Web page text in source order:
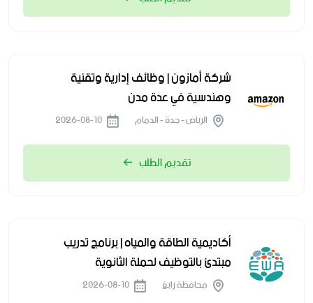
شركة أمازون | وظائف إدارية وتقنية
وهندسية في عدة مدن
الرياض - جدة - الدمام
تقديم الطلب
أكاديمية الطاقة والمياه | برنامج تدريب
مبتدئ بالتوظيف لحملة الثانوية
محافظة رابغ